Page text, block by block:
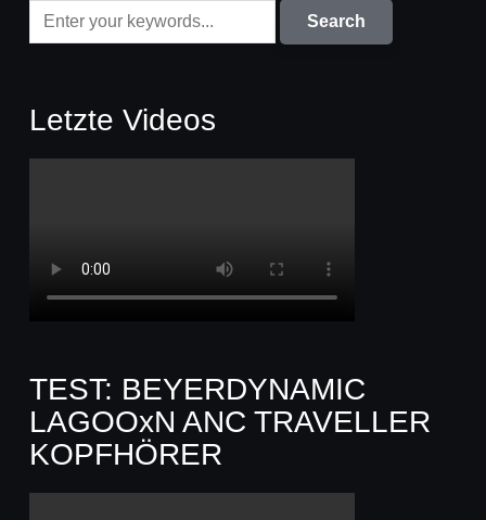
Letzte Videos
TEST: BEYERDYNAMIC
LAGOOxN ANC TRAVELLER
KOPFHÖRER